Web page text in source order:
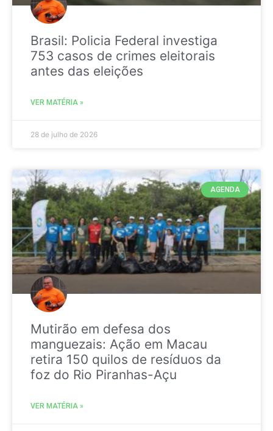
Brasil: Policia Federal investiga
753 casos de crimes eleitorais
antes das eleições
VER MATÉRIA »
28 de julho de 2026
AGENDA
Mutirão em defesa dos
manguezais: Ação em Macau
retira 150 quilos de resíduos da
foz do Rio Piranhas-Açu
VER MATÉRIA »